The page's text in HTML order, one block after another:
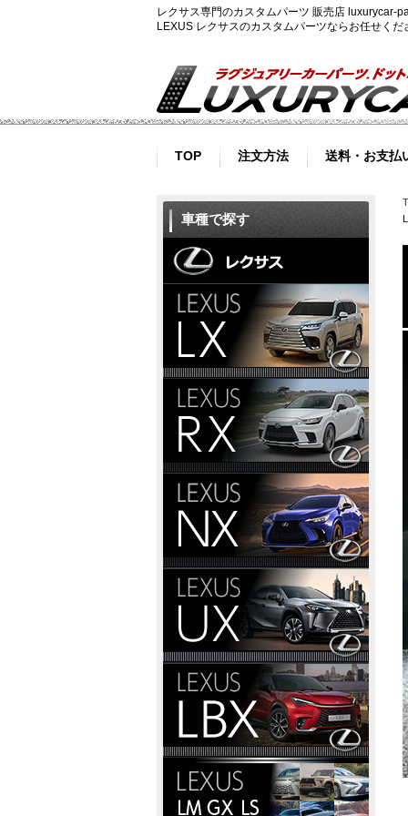
レクサス専門のカスタムパーツ 販売店 luxurycar-
LEXUS レクサスのカスタムパーツならお任せく
TOP 注文方法 送料・お支払
車種で探す